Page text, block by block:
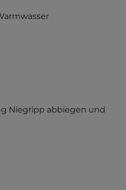
Niegripp abbiegen und